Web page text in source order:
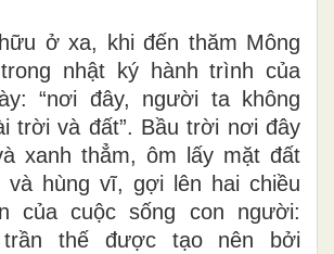
ở xa, khi đến thăm Mông
nhật ký hành trình của
“nơi đây, người ta không
trời và đất”. Bầu trời nơi đây
xanh thẳm, ôm lấy mặt đất
và hùng vĩ, gợi lên hai chiều
của cuộc sống con người:
thế được tạo nên bởi